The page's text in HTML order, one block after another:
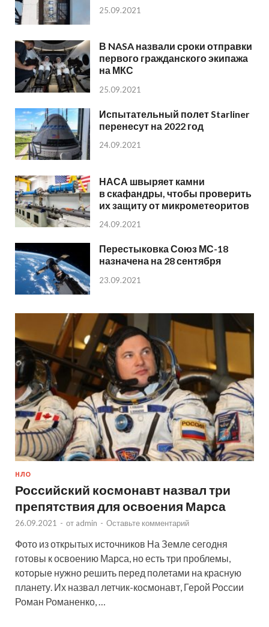
25.09.2021
В NASA назвали сроки отправки
первого гражданского экипажа
на МКС
25.09.2021
Испытательный полет Starliner
перенесут на 2022 год
24.09.2021
НАСА швыряет камни
в скафандры, чтобы проверить
их защиту от микрометеоритов
24.09.2021
Перестыковка Союз МС-18
назначена на 28 сентября
23.09.2021
НЛО
Российский космонавт назвал три
препятствия для освоения Марса
26.09.2021 - от admin - Оставьте комментарий
Фото из открытых источников На Земле сегодня
готовы к освоению Марса, но есть три проблемы,
которые нужно решить перед полетами на красную
планету. Их назвал летчик-космонавт, Герой России
Роман Романенко, …